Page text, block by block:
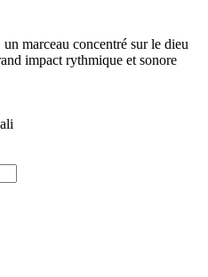
marceau concentré sur le dieu
impact rythmique et sonore